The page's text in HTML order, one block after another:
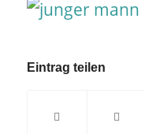
Eintrag teilen